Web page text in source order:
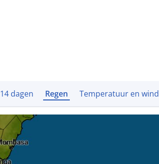
14 dagen Regen Temperatuur en wind